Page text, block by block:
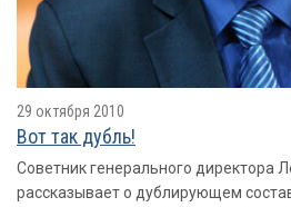
29 октября 2010
Вот так дубль!
Советник генерального директора
рассказывает о дублирующем